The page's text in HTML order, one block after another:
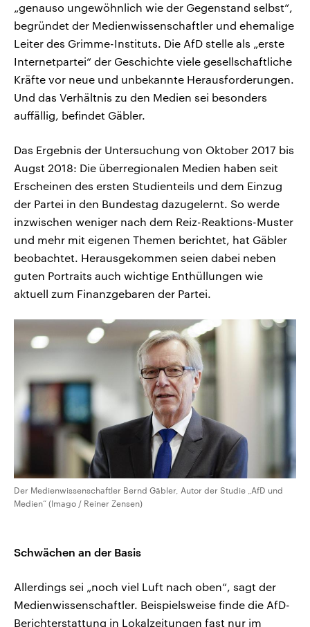
„genauso ungewöhnlich wie der Gegenstand selbst“,
begründet der Medienwissenschaftler und ehemalige
Leiter des Grimme-Instituts. Die AfD stelle als „erste
Internetpartei“ der Geschichte viele gesellschaftliche
Kräfte vor neue und unbekannte Herausforderungen.
Und das Verhältnis zu den Medien sei besonders
auffällig, befindet Gäbler.
Das Ergebnis der Untersuchung von Oktober 2017 bis
Augst 2018: Die überregionalen Medien haben seit
Erscheinen des ersten Studienteils und dem Einzug
der Partei in den Bundestag dazugelernt. So werde
inzwischen weniger nach dem Reiz-Reaktions-Muster
und mehr mit eigenen Themen berichtet, hat Gäbler
beobachtet. Herausgekommen seien dabei neben
guten Portraits auch wichtige Enthüllungen wie
aktuell zum Finanzgebaren der Partei.
Der Medienwissenschaftler Bernd Gäbler, Autor der Studie „AfD und
Medien“ (Imago / Reiner Zensen)
Schwächen an der Basis
Allerdings sei „noch viel Luft nach oben“, sagt der
Medienwissenschaftler. Beispielsweise finde die AfD-
Berichterstattung in Lokalzeitungen fast nur im